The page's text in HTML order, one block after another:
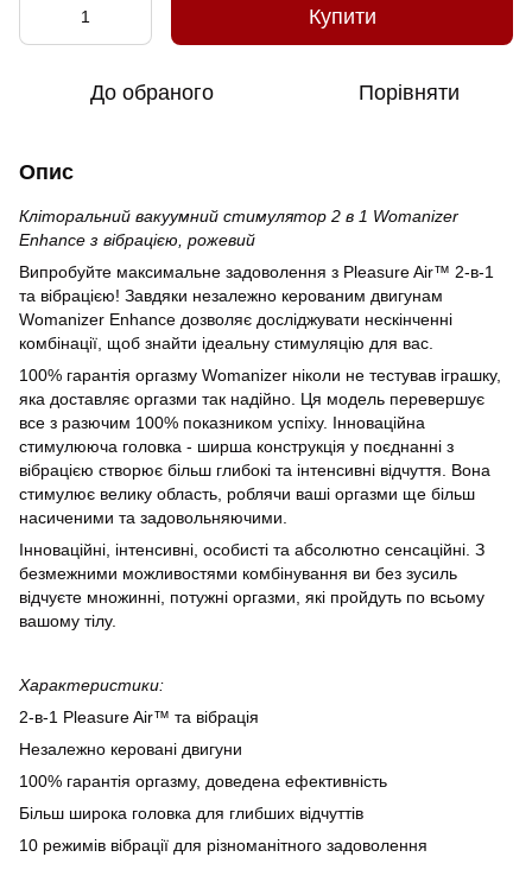
Купити
До обраного Порівняти
Опис
Кліторальний вакуумний стимулятор 2 в 1 Womanizer
Enhance з вібрацією, рожевий
Випробуйте максимальне задоволення з Pleasure Air™ 2-в-1
та вібрацією! Завдяки незалежно керованим двигунам
Womanizer Enhance дозволяє досліджувати нескінченні
комбінації, щоб знайти ідеальну стимуляцію для вас.
100% гарантія оргазму Womanizer ніколи не тестував іграшку,
яка доставляє оргазми так надійно. Ця модель перевершує
все з разючим 100% показником успіху. Інноваційна
стимулююча головка - ширша конструкція у поєднанні з
вібрацією створює більш глибокі та інтенсивні відчуття. Вона
стимулює велику область, роблячи ваші оргазми ще більш
насиченими та задовольняючими.
Інноваційні, інтенсивні, особисті та абсолютно сенсаційні. З
безмежними можливостями комбінування ви без зусиль
відчуєте множинні, потужні оргазми, які пройдуть по всьому
вашому тілу.
Характеристики:
2-в-1 Pleasure Air™ та вібрація
Незалежно керовані двигуни
100% гарантія оргазму, доведена ефективність
Більш широка головка для глибших відчуттів
10 режимів вібрації для різноманітного задоволення